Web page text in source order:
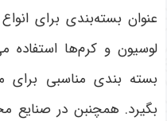
عنوان بسته‌بندی برای
لوسیون و کرم‌ها استفاده
بسته ‌بندی مناسبی برای
بگیرد. همچنبن در صنایع